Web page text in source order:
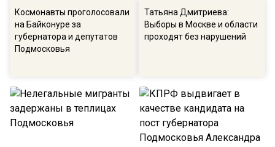
Космонавты проголосовали
на Байконуре за
губернатора и депутатов
Подмосковья
Татьяна Дмитриева:
Выборы в Москве и области
проходят без нарушений